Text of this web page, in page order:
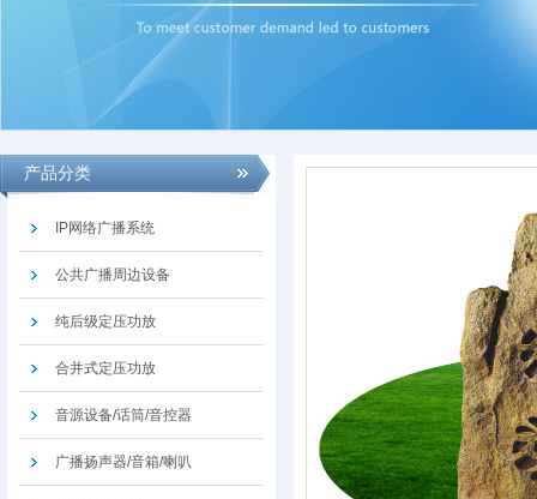
产品分类
IP网络广播系统
公共广播周边设备
纯后级定压功放
合并式定压功放
音源设备/话筒/音控器
广播扬声器/音箱/喇叭